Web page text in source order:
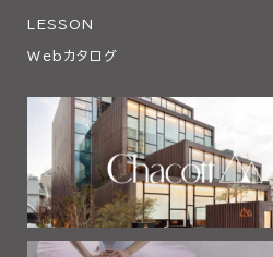
LESSON
Webカタログ